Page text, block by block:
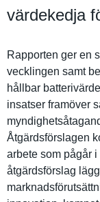
värdekedja
Rapporten ger en
vecklingen samt
hållbar
insatser framöver
Åtgärdsför­slagen
arbete som pågår
åtgärdsför­slag